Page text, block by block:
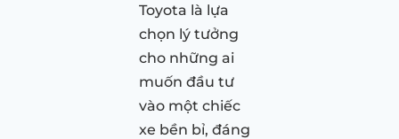
Toyota là lựa
chọn lý tưởng
cho những ai
muốn đầu tư
vào một chiếc
xe bền bỉ, đáng